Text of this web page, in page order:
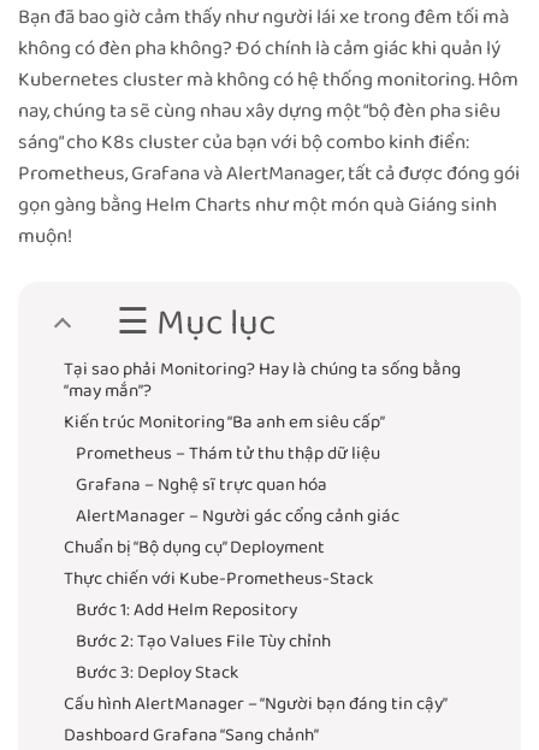
Bạn đã bao giờ cảm thấy như người lái xe trong đêm tối mà
không có đèn pha không? Đó chính là cảm giác khi quản lý
Kubernetes cluster mà không có hệ thống monitoring. Hôm
nay, chúng ta sẽ cùng nhau xây dựng một “bộ đèn pha siêu
sáng” cho K8s cluster của bạn với bộ combo kinh điển:
Prometheus, Grafana và AlertManager, tất cả được đóng gói
gọn gàng bằng Helm Charts như một món quà Giáng sinh
muộn!
☰ Mục lục
Tại sao phải Monitoring? Hay là chúng ta sống bằng
“may mắn”?
Kiến trúc Monitoring “Ba anh em siêu cấp”
Prometheus – Thám tử thu thập dữ liệu
Grafana – Nghệ sĩ trực quan hóa
AlertManager – Người gác cổng cảnh giác
Chuẩn bị “Bộ dụng cụ” Deployment
Thực chiến với Kube-Prometheus-Stack
Bước 1: Add Helm Repository
Bước 2: Tạo Values File Tùy chỉnh
Bước 3: Deploy Stack
Cấu hình AlertManager – “Người bạn đáng tin cậy”
Dashboard Grafana “Sang chảnh”